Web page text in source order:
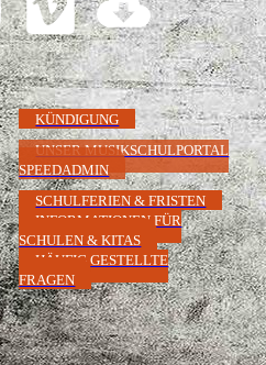
KÜNDIGUNG
UNSER MUSIKSCHULPORTAL
SPEEDADMIN
SCHULFERIEN & FRISTEN
INFORMATIONEN FÜR
SCHULEN & KITAS
HÄUFIG GESTELLTE
FRAGEN